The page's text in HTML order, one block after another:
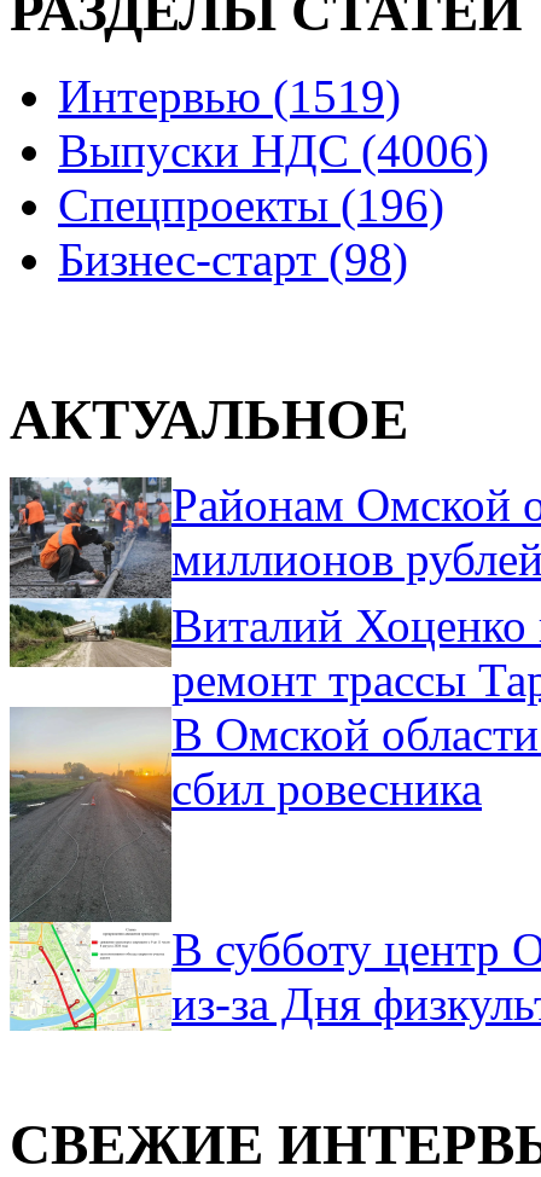
Интервью (1519)
Выпуски НДС (4006)
Спецпроекты (196)
Бизнес-старт (98)
АКТУАЛЬНОЕ
Районам Омской
миллионов
Виталий Хоценко
ремонт трассы
В Омской
сбил ровесника
В субботу центр
из-за Дня
СВЕЖИЕ